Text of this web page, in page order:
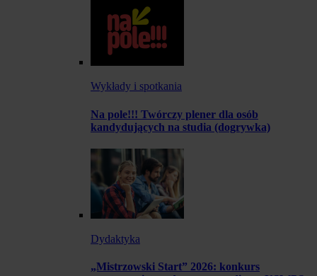
Wykłady i spotkania
Na pole!!! Twórczy plener dla osób
kandydujących na studia (dogrywka)
Dydaktyka
„Mistrzowski Start” 2026: konkurs